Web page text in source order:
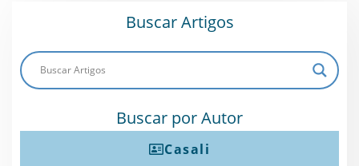
Buscar Artigos
Buscar por Autor
Casali